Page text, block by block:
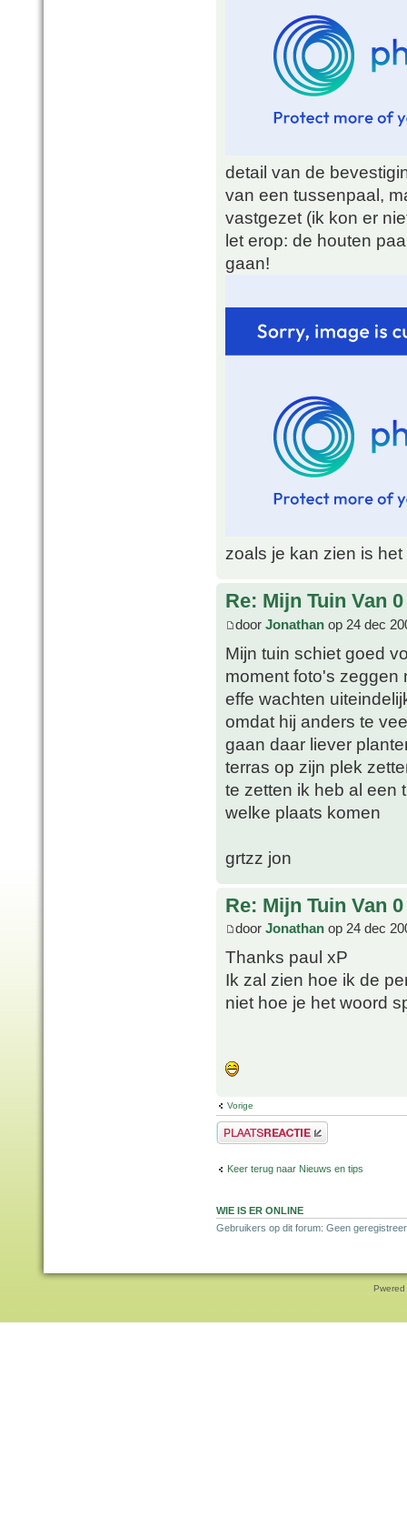
detail van de
van een tussenpaal,
vastgezet (ik kon er
let erop: de houten
gaan!
zoals je kan zien is
Re: Mijn Tuin Van
door Jonathan op 24 dec
Mijn tuin schiet goed
moment foto's zeggen
effe wachten
omdat hij anders te
gaan daar liever
terras op zijn plek
te zetten ik heb al een
welke plaats komen
grtzz jon
Re: Mijn Tuin Van
door Jonathan op 24 dec
Thanks paul xP
Ik zal zien hoe ik de
niet hoe je het woord
Vorige
Plaats een reactie
Keer terug naar Nieuws en tips
WIE IS ER ONLINE
Gebruikers op dit forum: Geen